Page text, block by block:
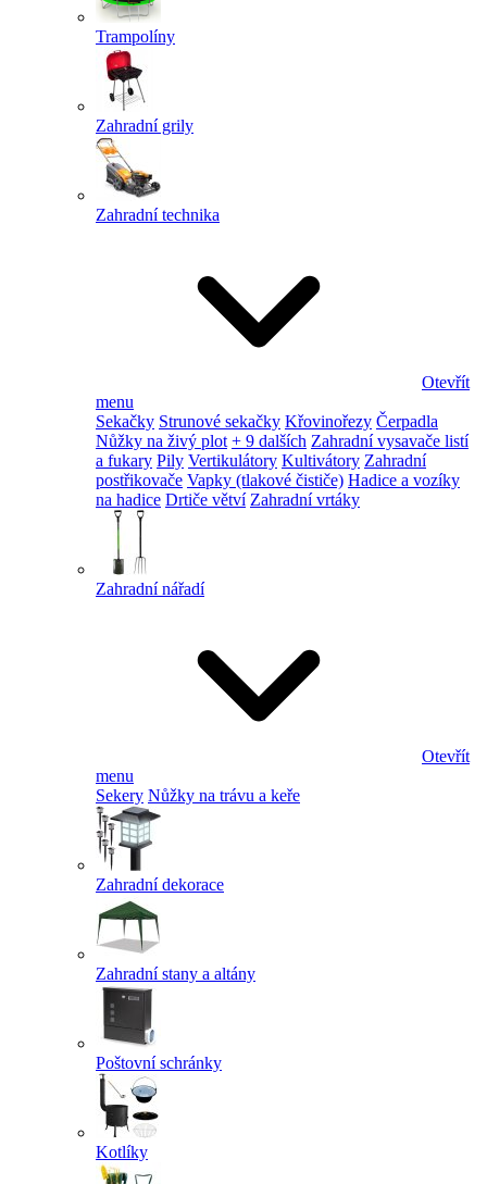
Trampolíny
Zahradní grily
Zahradní technika
Otevřít
menu
Sekačky Strunové sekačky Křovinořezy Čerpadla
Nůžky na živý plot + 9 dalších Zahradní vysavače listí
a fukary Pily Vertikulátory Kultivátory Zahradní
postřikovače Vapky (tlakové čističe) Hadice a vozíky
na hadice Drtiče větví Zahradní vrtáky
Zahradní nářadí
Otevřít
menu
Sekery Nůžky na trávu a keře
Zahradní dekorace
Zahradní stany a altány
Poštovní schránky
Kotlíky